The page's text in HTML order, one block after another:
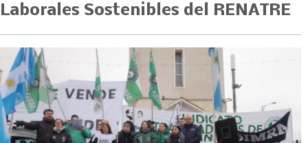
Laborales Sostenibles del RENATRE